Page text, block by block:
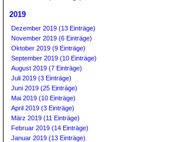
2019
Dezember 2019 (13 Einträge)
November 2019 (6 Einträge)
Oktober 2019 (9 Einträge)
September 2019 (10 Einträge)
August 2019 (7 Einträge)
Juli 2019 (3 Einträge)
Juni 2019 (25 Einträge)
Mai 2019 (10 Einträge)
April 2019 (3 Einträge)
März 2019 (11 Einträge)
Februar 2019 (14 Einträge)
Januar 2019 (13 Einträge)